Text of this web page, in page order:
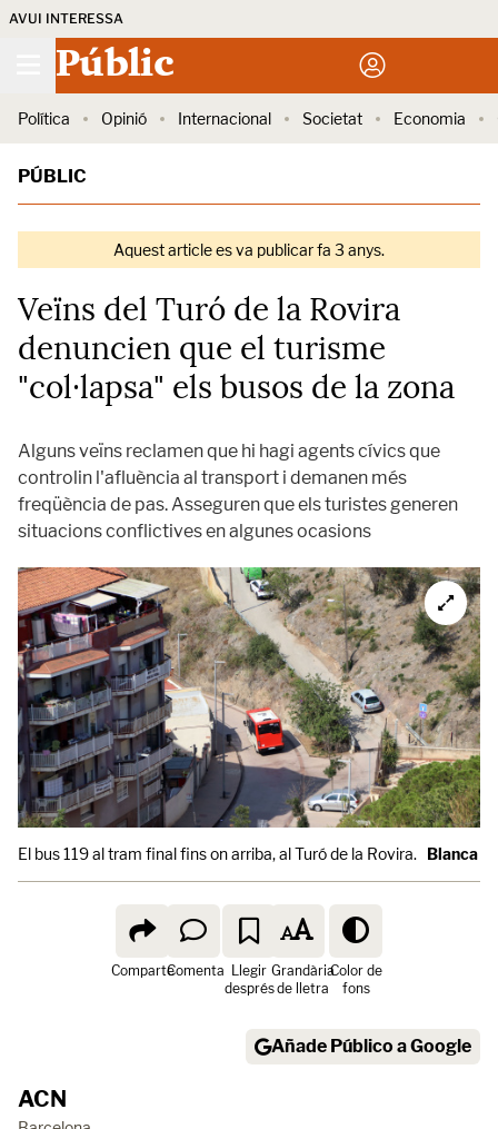
AVUI INTERESSA
Públic
Política Opinió Internacional Societat Economia
PÚBLIC
Aquest article es va publicar fa 3 anys.
Veïns del Turó de la Rovira
denuncien que el turisme
"col·lapsa" els busos de la zona
Alguns veïns reclamen que hi hagi agents cívics que
controlin l'afluència al transport i demanen més
freqüència de pas. Asseguren que els turistes generen
situacions conflictives en algunes ocasions
El bus 119 al tram final fins on arriba, al Turó de la Rovira. Blanca
ComparteComenta Llegir
després
Grandària
de lletra
Color de
fons
Añade Público a Google
ACN